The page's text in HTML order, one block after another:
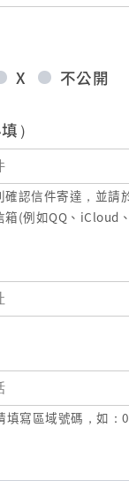
X 不公開
）
確認信件寄達，並請
箱(例如QQ、iCloud
填寫區域號碼，如：